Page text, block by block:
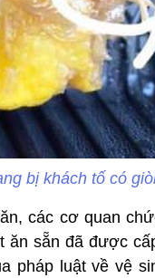
bị khách tố có
các cơ quan
sẵn đã được
pháp luật về vệ